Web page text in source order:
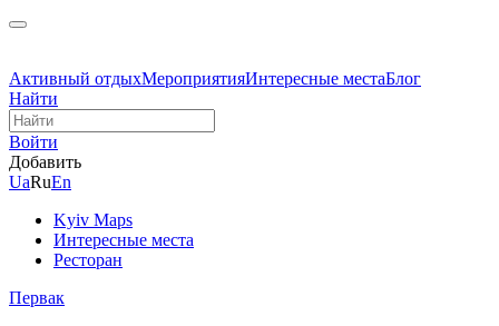
Активный отдыхМероприятияИнтересные местаБлог
Найти
Войти
Добавить
UaRuEn
Kyiv Maps
Интересные места
Ресторан
Первак